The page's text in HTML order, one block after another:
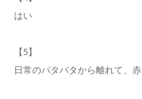
はい
【5】
日常のバタバタから離れて、